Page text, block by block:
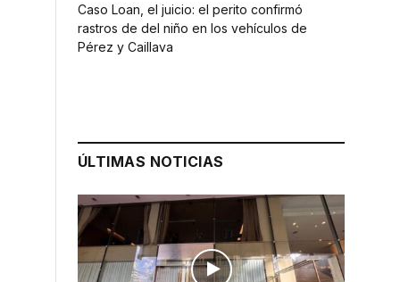
Caso Loan, el juicio: el perito confirmó
rastros de del niño en los vehículos de
Pérez y Caillava
ÚLTIMAS NOTICIAS